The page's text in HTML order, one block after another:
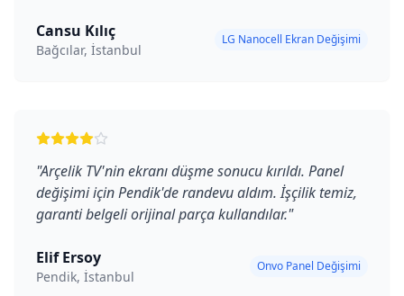
Cansu Kılıç
Bağcılar, İstanbul
LG Nanocell Ekran Değişimi
"Arçelik TV'nin ekranı düşme sonucu kırıldı. Panel
değişimi için Pendik'de randevu aldım. İşçilik temiz,
garanti belgeli orijinal parça kullandılar."
Elif Ersoy
Pendik, İstanbul
Onvo Panel Değişimi